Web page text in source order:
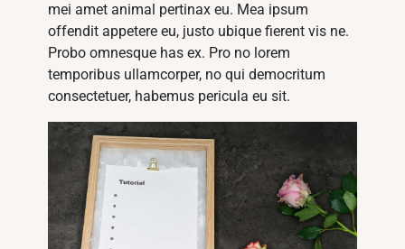
mei amet animal pertinax eu. Mea ipsum
offendit appetere eu, justo ubique fierent vis ne.
Probo omnesque has ex. Pro no lorem
temporibus ullamcorper, no qui democritum
consectetuer, habemus pericula eu sit.